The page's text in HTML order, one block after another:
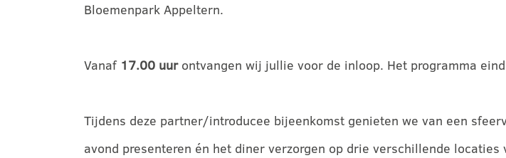
Bloemenpark Appeltern.
Vanaf 17.00 uurontvangen wij jullie voor de inloop. Het programma
Tijdens deze partner/introducee bijeenkomst genieten we van een
avond presenteren én het diner verzorgen op drie verschillende